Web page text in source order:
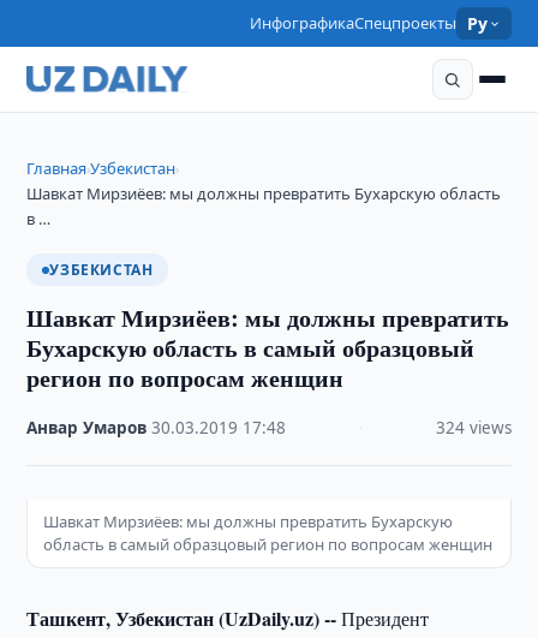
ИнфографикаСпецпроекты Ру
Главная›Узбекистан›
Шавкат Мирзиёев: мы должны превратить Бухарскую область
в …
УЗБЕКИСТАН
Шавкат Мирзиёев: мы должны превратить
Бухарскую область в самый образцовый
регион по вопросам женщин
Анвар Умаров ·30.03.2019 17:48 324 views
Шавкат Мирзиёев: мы должны превратить Бухарскую
область в самый образцовый регион по вопросам женщин
Ташкент, Узбекистан (UzDaily.uz) --Президент